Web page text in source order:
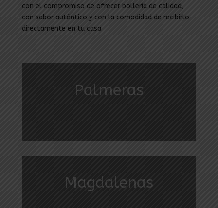
con el compromiso de ofrecer bollería de calidad,
con sabor auténtico y con la comodidad de recibirlo
directamente en tu casa.
Palmeras
Magdalenas